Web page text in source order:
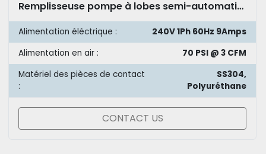
Remplisseuse pompe à lobes semi-automatique
Alimentation éléctrique :
240V 1Ph 60Hz 9Amps
Alimentation en air :
70 PSI @ 3 CFM
Matériel des pièces de contact
:
SS304,
Polyuréthane
CONTACT US